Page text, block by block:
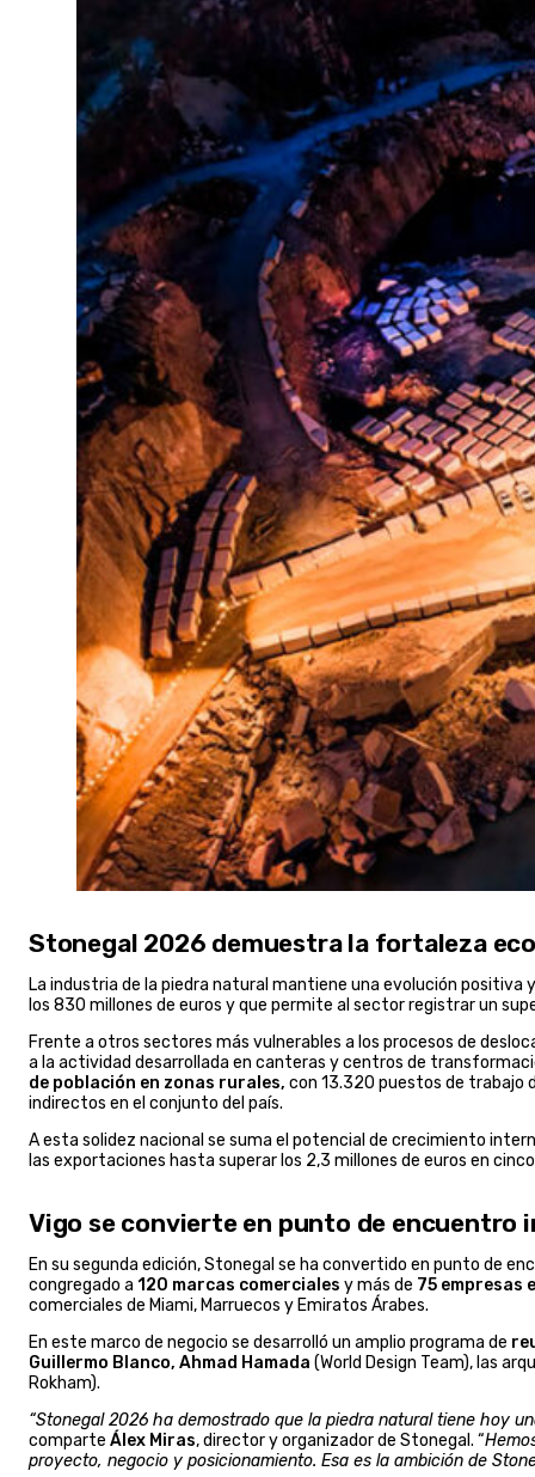
Stonegal 2026 demuestra la fortaleza
La industria de la piedra natural mantiene una evolución positiva
los 830 millones de euros y que permite al sector registrar un
Frente a otros sectores más vulnerables a los procesos de
a la actividad desarrollada en canteras y centros de
de población en zonas rurales, con 13.320 puestos de trabajo
indirectos en el conjunto del país.
A esta solidez nacional se suma el potencial de crecimiento
las exportaciones hasta superar los 2,3 millones de euros en
Vigo se convierte en punto de encuentro
En su segunda edición, Stonegal se ha convertido en punto de
congregado a 120 marcas comerciales y más de 75 empresas
comerciales de Miami, Marruecos y Emiratos Árabes.
En este marco de negocio se desarrolló un amplio programa de
Guillermo Blanco, Ahmad Hamada (World Design Team), las
Rokham).
“Stonegal 2026 ha demostrado que la piedra natural tiene hoy
comparte Álex Miras, director y organizador de Stonegal. “
proyecto, negocio y posicionamiento. Esa es la ambición de